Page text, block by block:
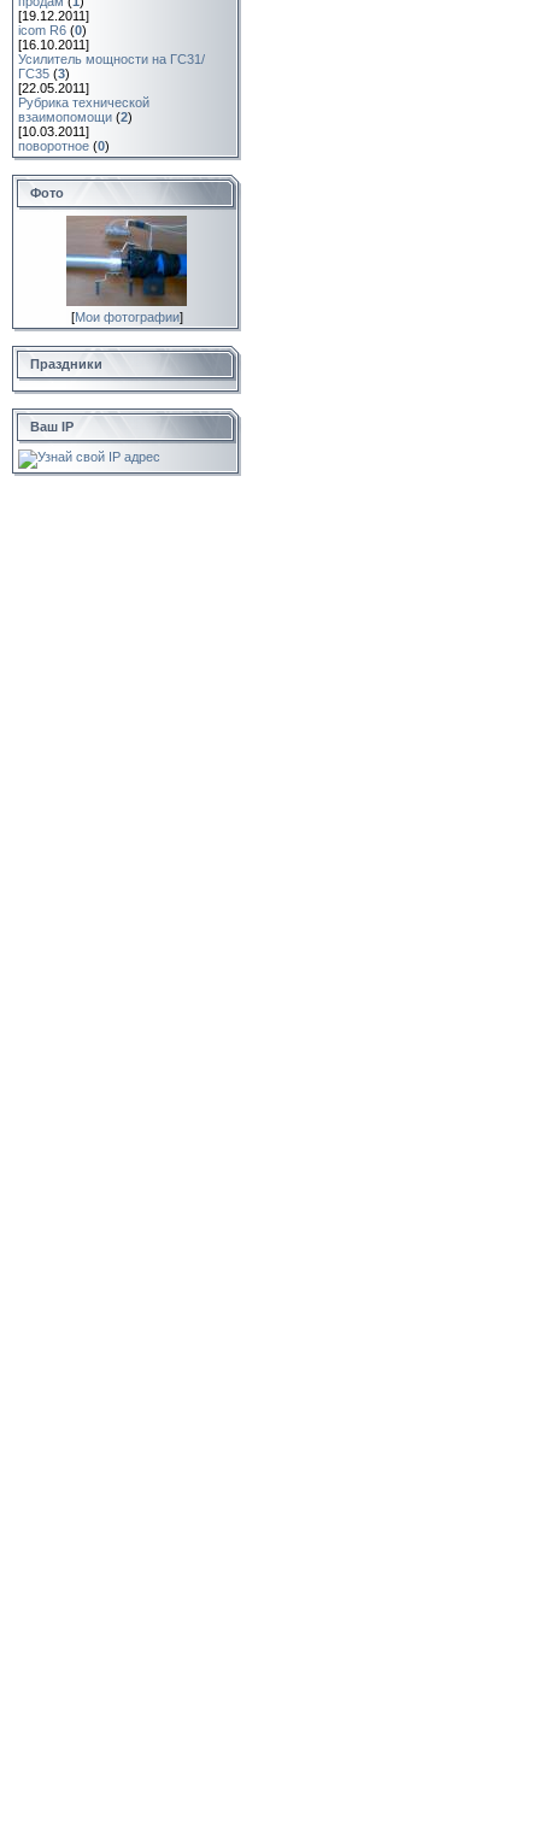
[19.12.2011]
icom R6 (0)
[16.10.2011]
Усилитель мощности на ГС31/
ГС35 (3)
[22.05.2011]
Рубрика технической
взаимопомощи (2)
[10.03.2011]
поворотное (0)
Фото
[Мои фотографии]
Праздники
Ваш IP